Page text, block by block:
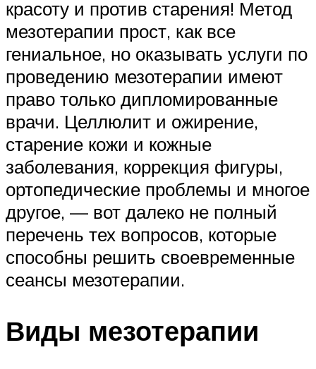
красоту и против старения! Метод
мезотерапии прост, как все
гениальное, но оказывать услуги по
проведению мезотерапии имеют
право только дипломированные
врачи. Целлюлит и ожирение,
старение кожи и кожные
заболевания, коррекция фигуры,
ортопедические проблемы и многое
другое, — вот далеко не полный
перечень тех вопросов, которые
способны решить своевременные
сеансы мезотерапии.
Виды мезотерапии